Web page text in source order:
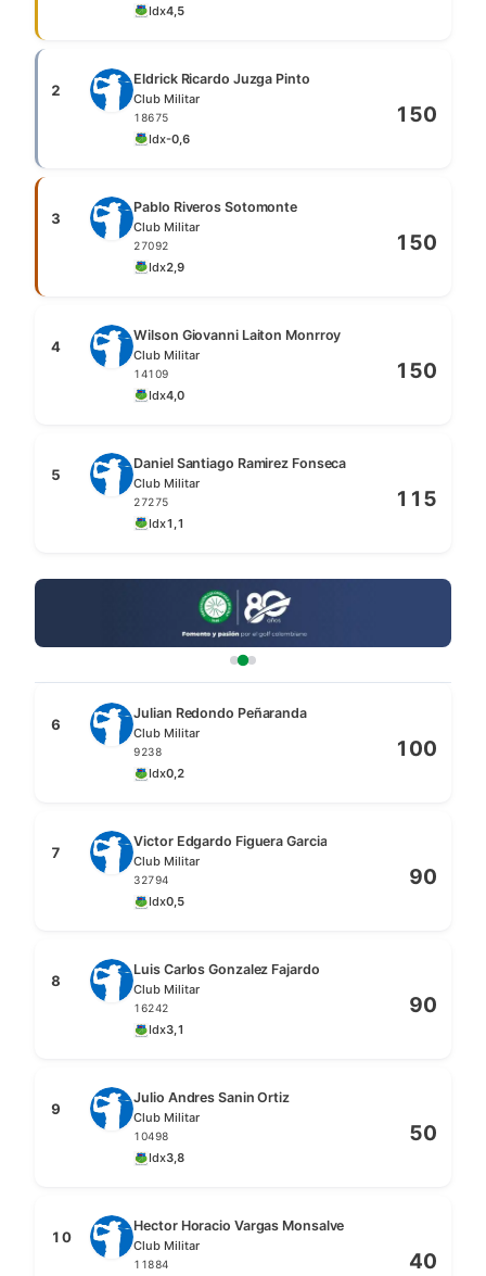
Idx4,5
2
Eldrick Ricardo Juzga Pinto
Club Militar
18675
Idx-0,6
150
3
Pablo Riveros Sotomonte
Club Militar
27092
Idx2,9
150
4
Wilson Giovanni Laiton Monrroy
Club Militar
14109
Idx4,0
150
5
Daniel Santiago Ramirez Fonseca
Club Militar
27275
Idx1,1
115
6
Julian Redondo Peñaranda
Club Militar
9238
Idx0,2
100
7
Victor Edgardo Figuera Garcia
Club Militar
32794
Idx0,5
90
8
Luis Carlos Gonzalez Fajardo
Club Militar
16242
Idx3,1
90
9
Julio Andres Sanin Ortiz
Club Militar
10498
Idx3,8
50
10
Hector Horacio Vargas Monsalve
Club Militar
11884 40